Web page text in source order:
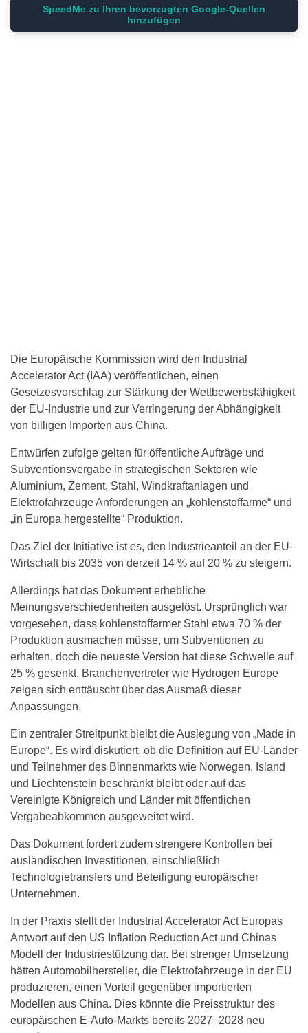
SpeedMe zu Ihren bevorzugten Google-Quellen
hinzufügen
Die Europäische Kommission wird den Industrial
Accelerator Act (IAA) veröffentlichen, einen
Gesetzesvorschlag zur Stärkung der Wettbewerbsfähigkeit
der EU-Industrie und zur Verringerung der Abhängigkeit
von billigen Importen aus China.
Entwürfen zufolge gelten für öffentliche Aufträge und
Subventionsvergabe in strategischen Sektoren wie
Aluminium, Zement, Stahl, Windkraftanlagen und
Elektrofahrzeuge Anforderungen an „kohlenstoffarme“ und
„in Europa hergestellte“ Produktion.
Das Ziel der Initiative ist es, den Industrieanteil an der EU-
Wirtschaft bis 2035 von derzeit 14 % auf 20 % zu steigern.
Allerdings hat das Dokument erhebliche
Meinungsverschiedenheiten ausgelöst. Ursprünglich war
vorgesehen, dass kohlenstoffarmer Stahl etwa 70 % der
Produktion ausmachen müsse, um Subventionen zu
erhalten, doch die neueste Version hat diese Schwelle auf
25 % gesenkt. Branchenvertreter wie Hydrogen Europe
zeigen sich enttäuscht über das Ausmaß dieser
Anpassungen.
Ein zentraler Streitpunkt bleibt die Auslegung von „Made in
Europe“. Es wird diskutiert, ob die Definition auf EU-Länder
und Teilnehmer des Binnenmarkts wie Norwegen, Island
und Liechtenstein beschränkt bleibt oder auf das
Vereinigte Königreich und Länder mit öffentlichen
Vergabeabkommen ausgeweitet wird.
Das Dokument fordert zudem strengere Kontrollen bei
ausländischen Investitionen, einschließlich
Technologietransfers und Beteiligung europäischer
Unternehmen.
In der Praxis stellt der Industrial Accelerator Act Europas
Antwort auf den US Inflation Reduction Act und Chinas
Modell der Industriestützung dar. Bei strenger Umsetzung
hätten Automobilhersteller, die Elektrofahrzeuge in der EU
produzieren, einen Vorteil gegenüber importierten
Modellen aus China. Dies könnte die Preisstruktur des
europäischen E-Auto-Markts bereits 2027–2028 neu